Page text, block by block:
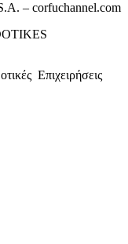
– corfuchannel.com
Επιχειρήσεις